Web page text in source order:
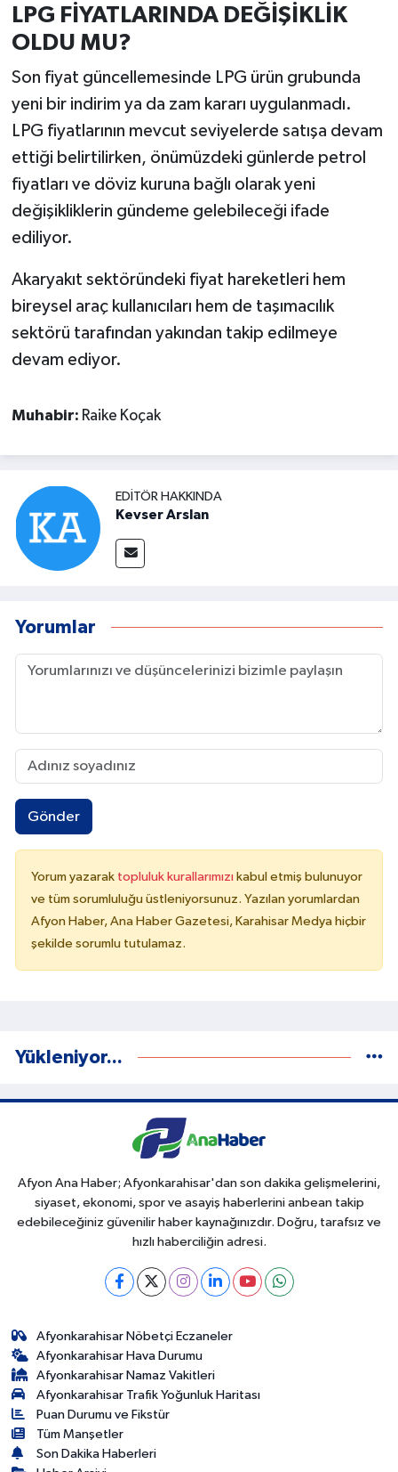
LPG FİYATLARINDA DEĞİŞİKLİK
OLDU MU?
Son fiyat güncellemesinde LPG ürün grubunda
yeni bir indirim ya da zam kararı uygulanmadı.
LPG fiyatlarının mevcut seviyelerde satışa devam
ettiği belirtilirken, önümüzdeki günlerde petrol
fiyatları ve döviz kuruna bağlı olarak yeni
değişikliklerin gündeme gelebileceği ifade
ediliyor.
Akaryakıt sektöründeki fiyat hareketleri hem
bireysel araç kullanıcıları hem de taşımacılık
sektörü tarafından yakından takip edilmeye
devam ediyor.
Muhabir: Raike Koçak
EDITÖR HAKKINDA
Kevser Arslan
Yorumlar
Gönder
Yorum yazarak topluluk kurallarımızı kabul etmiş bulunuyor
ve tüm sorumluluğu üstleniyorsunuz. Yazılan yorumlardan
Afyon Haber, Ana Haber Gazetesi, Karahisar Medya hiçbir
şekilde sorumlu tutulamaz.
Yükleniyor...
Afyon Ana Haber; Afyonkarahisar'dan son dakika gelişmelerini,
siyaset, ekonomi, spor ve asayiş haberlerini anbean takip
edebileceğiniz güvenilir haber kaynağınızdır. Doğru, tarafsız ve
hızlı haberciliğin adresi.
Afyonkarahisar Nöbetçi Eczaneler
Afyonkarahisar Hava Durumu
Afyonkarahisar Namaz Vakitleri
Afyonkarahisar Trafik Yoğunluk Haritası
Puan Durumu ve Fikstür
Tüm Manşetler
Son Dakika Haberleri